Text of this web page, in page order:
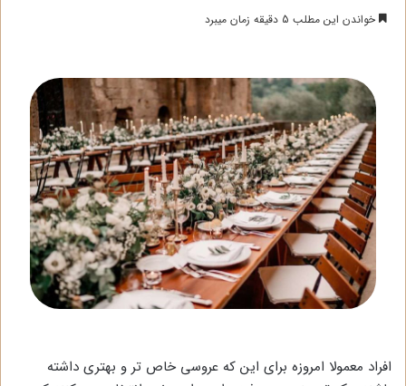
خواندن این مطلب 5 دقیقه زمان میبرد
افراد معمولا امروزه برای این که عروسی خاص تر و بهتری داشته